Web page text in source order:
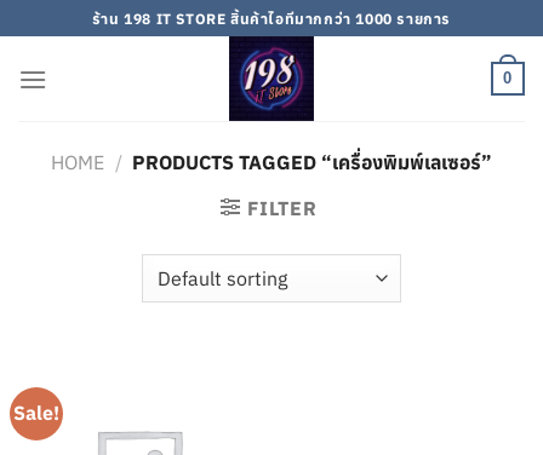
to
content
ร้าน 198 IT STORE สิ้นค้าไอทีมากกว่า 1000 รายการ
0
HOME / PRODUCTS TAGGED “เครื่องพิมพ์เลเซอร์”
FILTER
Sale!